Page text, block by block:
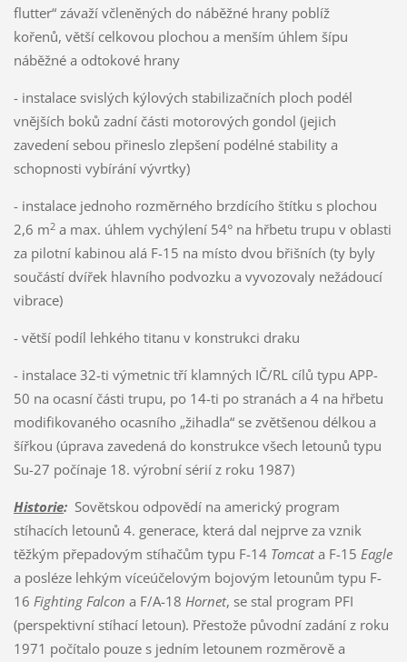
flutter“ závaží včleněných do náběžné hrany poblíž
kořenů, větší celkovou plochou a menším úhlem šípu
náběžné a odtokové hrany
- instalace svislých kýlových stabilizačních ploch podél
vnějších boků zadní části motorových gondol (jejich
zavedení sebou přineslo zlepšení podélné stability a
schopnosti vybírání vývrtky)
- instalace jednoho rozměrného brzdícího štítku s plochou
2,6 m2a max. úhlem vychýlení 54° na hřbetu trupu v oblasti
za pilotní kabinou alá F-15 na místo dvou břišních (ty byly
součástí dvířek hlavního podvozku a vyvozovaly nežádoucí
vibrace)
- větší podíl lehkého titanu v konstrukci draku
- instalace 32-ti výmetnic tří klamných IČ/RL cílů typu APP-
50 na ocasní části trupu, po 14-ti po stranách a 4 na hřbetu
modifikovaného ocasního „žihadla“ se zvětšenou délkou a
šířkou (úprava zavedená do konstrukce všech letounů typu
Su-27 počínaje 18. výrobní sérií z roku 1987)
Historie:Sovětskou odpovědí na americký program
stíhacích letounů 4. generace, která dal nejprve za vznik
těžkým přepadovým stíhačům typu F-14 Tomcata F-15 Eagle
a posléze lehkým víceúčelovým bojovým letounům typu F-
16 Fighting Falcon a F/A-18 Hornet, se stal program PFI
(perspektivní stíhací letoun). Přestože původní zadání z roku
1971 počítalo pouze s jedním letounem rozměrově a